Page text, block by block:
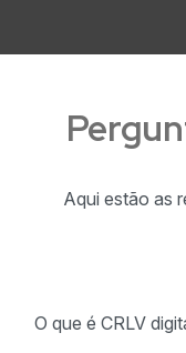
Aqui estão as
O que é CRLV